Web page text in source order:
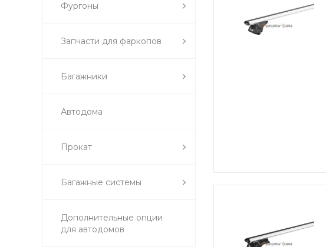
Фургоны
Запчасти для фаркопов
Багажники
Автодома
Прокат
Багажные системы
Дополнительные опции
для автодомов